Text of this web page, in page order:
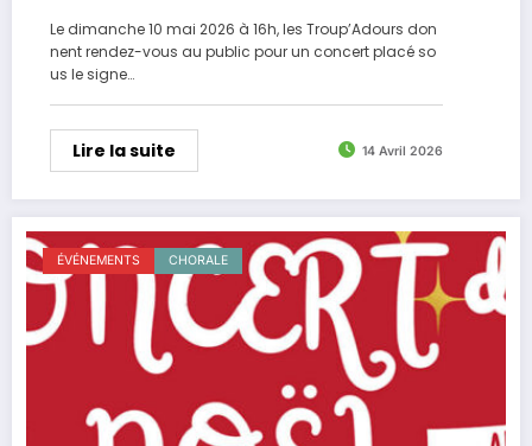
Le dimanche 10 mai 2026 à 16h, les Troup’Adours don
nent rendez-vous au public pour un concert placé so
us le signe…
Lire la suite 14 Avril 2026
ÉVÉNEMENTS CHORALE